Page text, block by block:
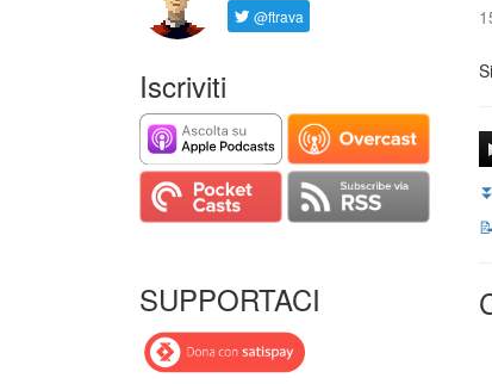
@ftrava
Iscriviti
SUPPORTACI